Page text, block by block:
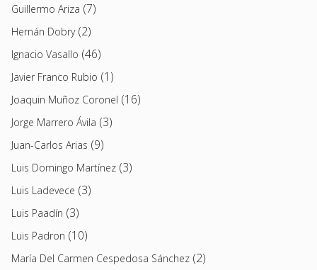
Guillermo Ariza (7)
Hernán Dobry(2)
Ignacio Vasallo (46)
Javier Franco Rubio (1)
Joaquin Muñoz Coronel (16)
Jorge Marrero Ávila (3)
Juan-Carlos Arias (9)
Luis Domingo Martínez (3)
Luis Ladevece (3)
Luis Paadín (3)
Luis Padron (10)
María Del Carmen Cespedosa Sánchez (2)